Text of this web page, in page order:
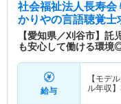
社会福祉法人長寿会
かりやの言語聴覚士
【愛知県／刈谷市】
も安心して働ける環境
給与
【モデ
ル年収】